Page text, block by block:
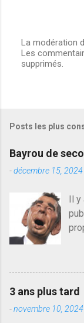
E
n
t
e
r
u
m
m
e
n
r
e
La modération
Les
supprimés.
Posts les plus
Bayrou de
-décembre 15, 2024
Il y
et
3 ans plus tard
-novembre 10, 2024